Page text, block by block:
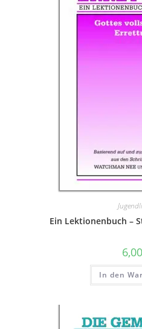
Ein Lektionenbuch –
6,00
In den